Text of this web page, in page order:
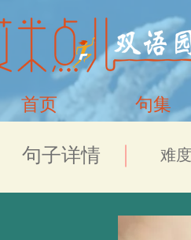
首页 句集
​句子详情 难